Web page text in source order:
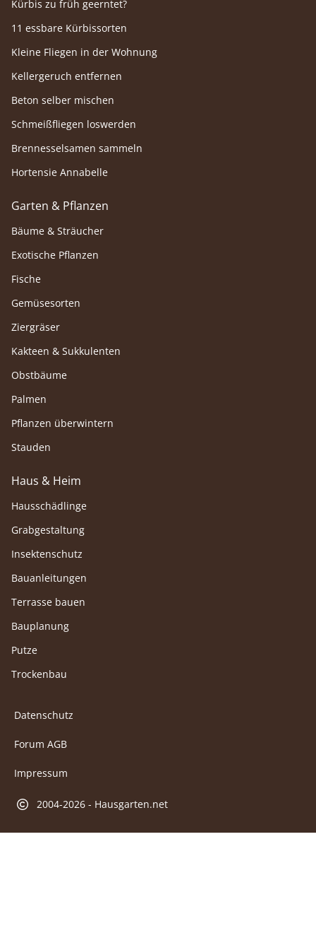
Kürbis zu früh geerntet?
11 essbare Kürbissorten
Kleine Fliegen in der Wohnung
Kellergeruch entfernen
Beton selber mischen
Schmeißfliegen loswerden
Brennesselsamen sammeln
Hortensie Annabelle
Garten & Pflanzen
Bäume & Sträucher
Exotische Pflanzen
Fische
Gemüsesorten
Ziergräser
Kakteen & Sukkulenten
Obstbäume
Palmen
Pflanzen überwintern
Stauden
Haus & Heim
Hausschädlinge
Grabgestaltung
Insektenschutz
Bauanleitungen
Terrasse bauen
Bauplanung
Putze
Trockenbau
Datenschutz
Forum AGB
Impressum
2004-2026 - Hausgarten.net